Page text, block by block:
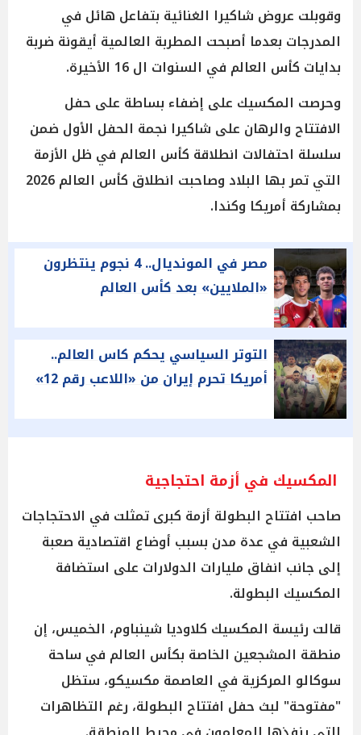
وقوبلت عروض شاكيرا الغنائية بتفاعل هائل في
المدرجات بعدما أصبحت المطربة العالمية أيقونة ضربة
بدايات كأس العالم في السنوات ال 16 الأخيرة.
وحرصت المكسيك على إضفاء بساطة على حفل
الافتتاح والرهان على شاكيرا نجمة الحفل الأول ضمن
سلسلة احتفالات انطلاقة كأس العالم في ظل الأزمة
التي تمر بها البلاد وصاحبت انطلاق كأس العالم 2026
بمشاركة أمريكا وكندا.
مصر في المونديال.. 4 نجوم ينتظرون
«الملايين» بعد كأس العالم
التوتر السياسي يحكم كاس العالم..
أمريكا تحرم إيران من «اللاعب رقم 12»
المكسيك في أزمة احتجاجية
صاحب افتتاح البطولة أزمة كبرى تمثلت في الاحتجاجات
الشعبية في عدة مدن بسبب أوضاع اقتصادية صعبة
إلى جانب انفاق مليارات الدولارات على استضافة
المكسيك البطولة.
قالت رئيسة المكسيك كلاوديا شينباوم، الخميس، إن
منطقة المشجعين الخاصة بكأس العالم في ساحة
سوكالو المركزية في العاصمة مكسيكو، ستظل
"مفتوحة" لبث حفل افتتاح البطولة، رغم التظاهرات